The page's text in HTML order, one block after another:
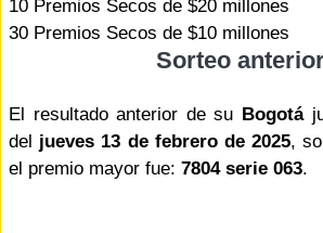
10 Premios Secos de $20 millones
30 Premios Secos de $10 millones
Sorteo
El resultado anterior de su Bogotá
del jueves 13 de febrero de 2025,
el premio mayor fue: 7804 serie 063.